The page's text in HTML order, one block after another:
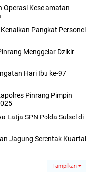
Operasi Keselamatan
Pangkat Personel
Menggelar Dzikir
Hari Ibu ke-97
Pinrang Pimpin
Latja SPN Polda Sulsel di
Jagung Serentak Kuartal
Tampilkan